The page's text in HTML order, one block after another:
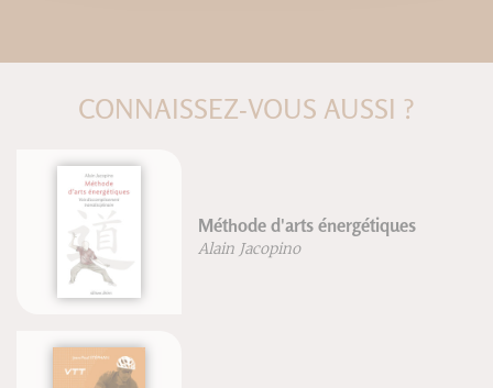
CONNAISSEZ-VOUS AUSSI ?
Méthode d'arts énergétiques
Alain Jacopino